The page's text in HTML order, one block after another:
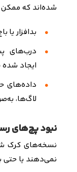
شده‌اند که
بدافزار یا
درب‌های
ایجاد شده
داده‌های
لاگ‌ها،
نبود پچ‌های
نسخه‌های کرک
نمی‌دهند یا حتی